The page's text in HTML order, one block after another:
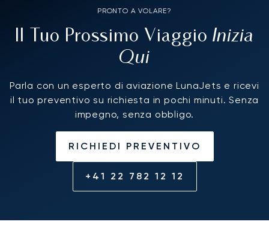
PRONTO A VOLARE?
Il Tuo Prossimo Viaggio Inizia
Qui
Parla con un esperto di aviazione LunaJets e ricevi
il tuo preventivo su richiesta in pochi minuti. Senza
impegno, senza obbligo.
RICHIEDI PREVENTIVO
+41 22 782 12 12